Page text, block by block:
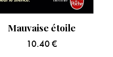
Mauvaise étoile
10.40€